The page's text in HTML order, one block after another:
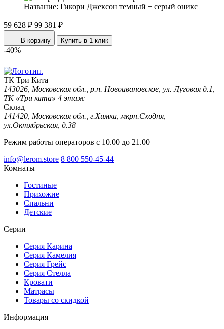
Название: Гикори Джексон темный + серый оникс
59 628 ₽ 99 381 ₽
В корзину Купить в 1 клик
-40%
ТК Три Кита
143026, Московская обл., р.п. Новоивановское, ул. Луговая д.1,
ТК «Три кита» 4 этаж
Склад
141420, Московская обл., г.Химки, мкрн.Сходня,
ул.Октябрьская, д.38
Режим работы операторов с 10.00 до 21.00
info@lerom.store 8 800 550-45-44
Комнаты
Гостиные
Прихожие
Спальни
Детские
Серии
Серия Карина
Серия Камелия
Серия Грейс
Серия Стелла
Кровати
Матрасы
Товары со скидкой
Информация